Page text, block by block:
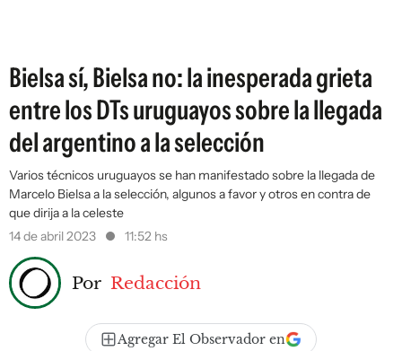
Bielsa sí, Bielsa no: la inesperada grieta
entre los DTs uruguayos sobre la llegada
del argentino a la selección
Varios técnicos uruguayos se han manifestado sobre la llegada de
Marcelo Bielsa a la selección, algunos a favor y otros en contra de
que dirija a la celeste
14 de abril 2023
11:52 hs
Por Redacción
Agregar El Observador en